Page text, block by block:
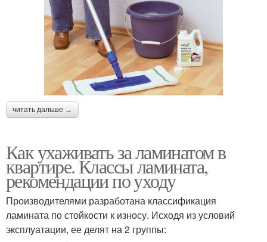
читать дальше →
Как ухаживать за ламинатом в
квартире. Классы ламината,
рекомендации по уходу
Производителями разработана классификация
ламината по стойкости к износу. Исходя из условий
эксплуатации, ее делят на 2 группы: